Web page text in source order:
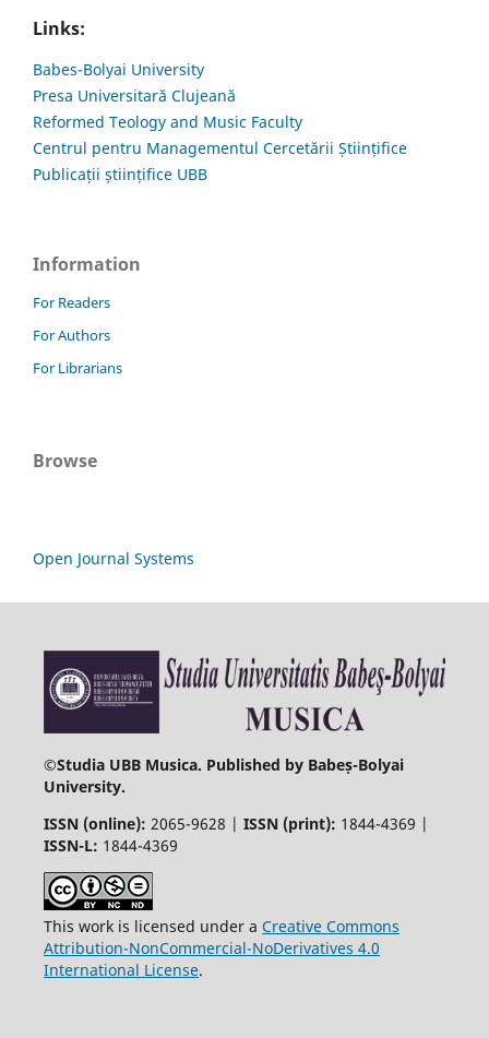
Links:
Babes-Bolyai University
Presa Universitară Clujeană
Reformed Teology and Music Faculty
Centrul pentru Managementul Cercetării Științifice
Publicații științifice UBB
Information
For Readers
For Authors
For Librarians
Browse
Open Journal Systems
©Studia UBB Musica. Published by Babeș-Bolyai
University.
ISSN (online): 2065-9628 | ISSN (print): 1844-4369 |
ISSN-L: 1844-4369
This work is licensed under a Creative Commons
Attribution-NonCommercial-NoDerivatives 4.0
International License.